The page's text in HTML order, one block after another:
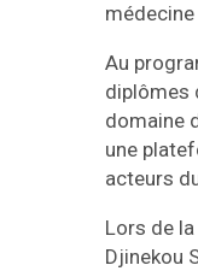
Au
diplômes
domaine
une
acteurs
Lors de
Djinekou